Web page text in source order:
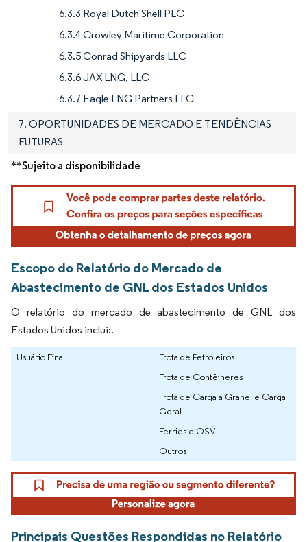
6.3.3 Royal Dutch Shell PLC
6.3.4 Crowley Maritime Corporation
6.3.5 Conrad Shipyards LLC
6.3.6 JAX LNG, LLC
6.3.7 Eagle LNG Partners LLC
7. OPORTUNIDADES DE MERCADO E TENDÊNCIAS
FUTURAS
**Sujeito a disponibilidade
Escopo do Relatório do Mercado de
Abastecimento de GNL dos Estados Unidos
O relatório do mercado de abastecimento de GNL dos
Estados Unidos inclui:.
Usuário Final
Frota de Petroleiros
Frota de Contêineres
Frota de Carga a Granel e Carga
Geral
Ferries e OSV
Outros
Principais Questões Respondidas no Relatório